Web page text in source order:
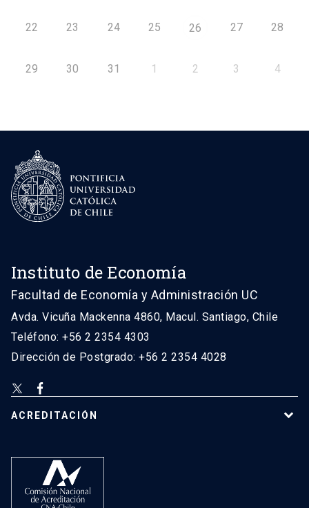
22 23 24 25 26 27 28
29 30 31 1 2 3 4
Instituto de Economía
Facultad de Economía y Administración UC
Avda. Vicuña Mackenna 4860, Macul. Santiago, Chile
Teléfono: +56 2 2354 4303
Dirección de Postgrado: +56 2 2354 4028
ACREDITACIÓN